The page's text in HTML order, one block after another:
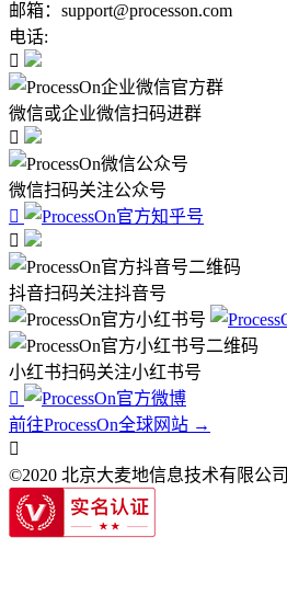
邮箱：support@processon.com
电话:

微信或企业微信扫码进群

微信扫码关注公众号


抖音扫码关注抖音号
小红书扫码关注小红书号

前往ProcessOn全球网站 →

©2020 北京大麦地信息技术有限公司